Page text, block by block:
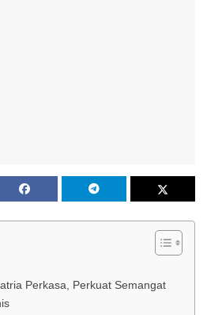
Perkasa, Perkuat Semangat